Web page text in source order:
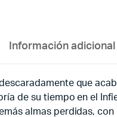
Información adicional
que
de su tiempo en el
almas perdidas,